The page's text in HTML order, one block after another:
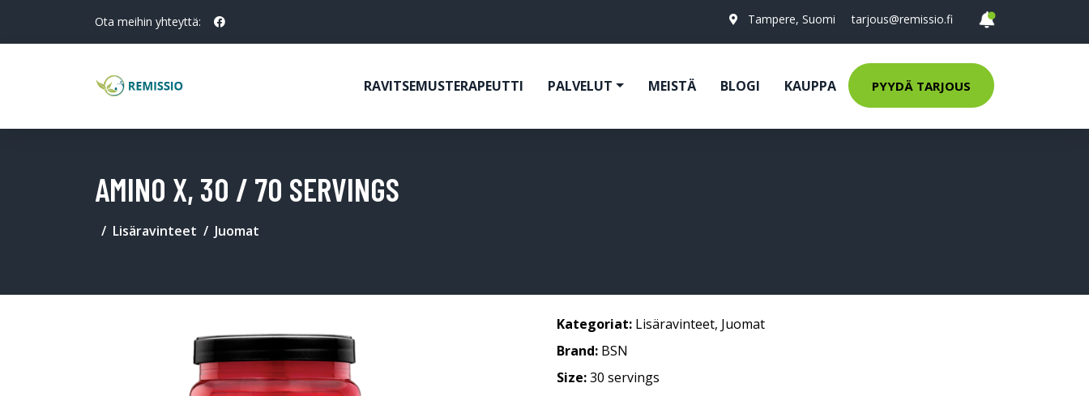
Ota meihin yhteyttä: Tampere, Suomi tarjous@remissio.fi
RAVITSEMUSTERAPEUTTI PALVELUT MEISTÄ BLOGI KAUPPA PYYDÄ TARJOUS
AMINO X, 30 / 70 SERVINGS
Lisäravinteet Juomat
Kategoriat: Lisäravinteet, Juomat
Brand: BSN
Size:30 servings